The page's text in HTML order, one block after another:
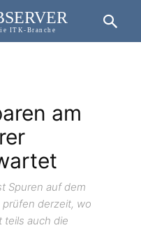
ITK-Branche
am
Spuren auf dem
derzeit, wo
teils auch die